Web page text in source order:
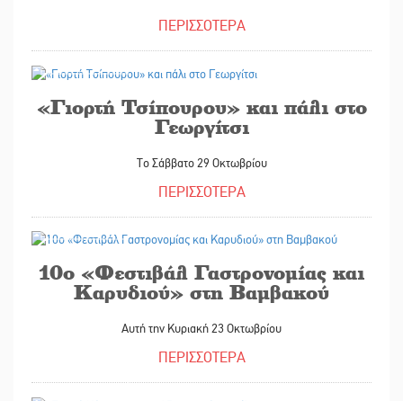
ΠΕΡΙΣΣΟΤΕΡΑ
«Γιορτή Τσίπουρου» και πάλι στο
Γεωργίτσι
Το Σάββατο 29 Οκτωβρίου
ΠΕΡΙΣΣΟΤΕΡΑ
10ο «Φεστιβάλ Γαστρονομίας και
Καρυδιού» στη Βαμβακού
Αυτή την Κυριακή 23 Οκτωβρίου
ΠΕΡΙΣΣΟΤΕΡΑ